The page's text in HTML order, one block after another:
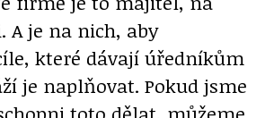
A je na nich, aby
které dávají úředníkům
je naplňovat. Pokud jsme
toto dělat, můžeme